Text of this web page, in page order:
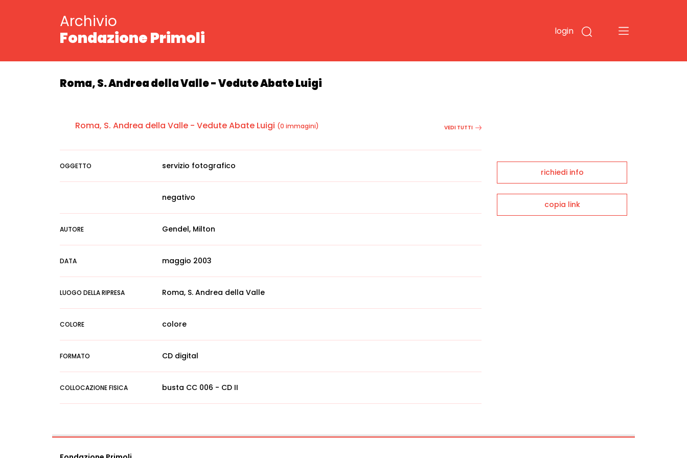
Archivio
Fondazione Primoli
login
Roma, S. Andrea della Valle - Vedute Abate Luigi
Roma, S. Andrea della Valle - Vedute Abate Luigi (0 immagini) VEDI TUTTI
OGGETTO servizio fotografico
negativo
AUTORE Gendel, Milton
DATA maggio 2003
LUOGO DELLA RIPRESA Roma, S. Andrea della Valle
COLORE colore
FORMATO CD digital
COLLOCAZIONE FISICA busta CC 006 - CD II
richiedi info
copia link